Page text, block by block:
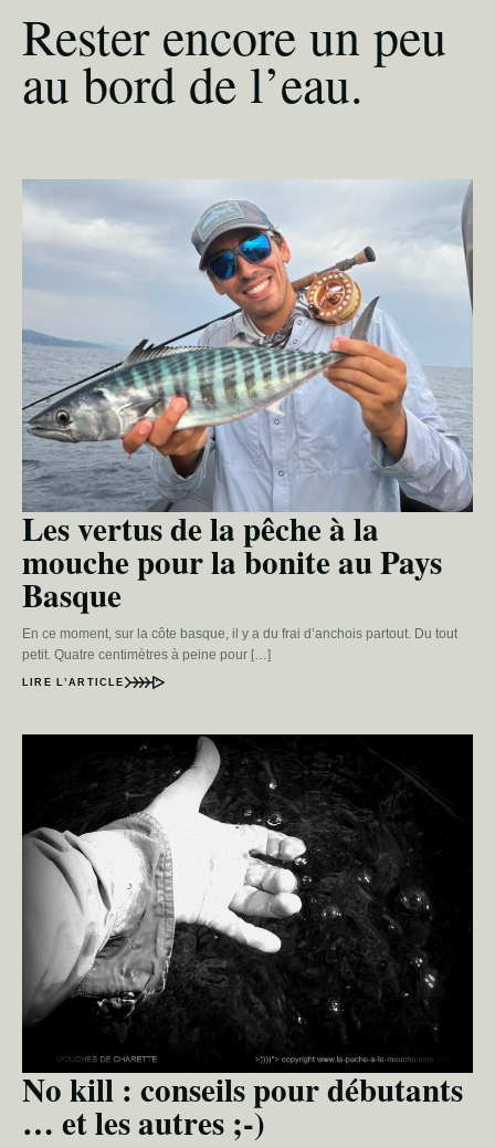
Rester encore un peu
au bord de l’eau.
Les vertus de la pêche à la
mouche pour la bonite au Pays
Basque
En ce moment, sur la côte basque, il y a du frai d’anchois partout. Du tout
petit. Quatre centimètres à peine pour […]
LIRE L’ARTICLE
No kill : conseils pour débutants
… et les autres ;-)